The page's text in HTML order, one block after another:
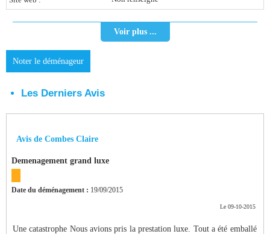
Donnez Votre Avis
Voir plus ...
Noter le déménageur
Les Derniers Avis
Avis de Combes Claire
Demenagement grand luxe
Date du déménagement : 19/09/2015
Le 09-10-2015
Une catastrophe Nous avions pris la prestation luxe. Tout a été emballé